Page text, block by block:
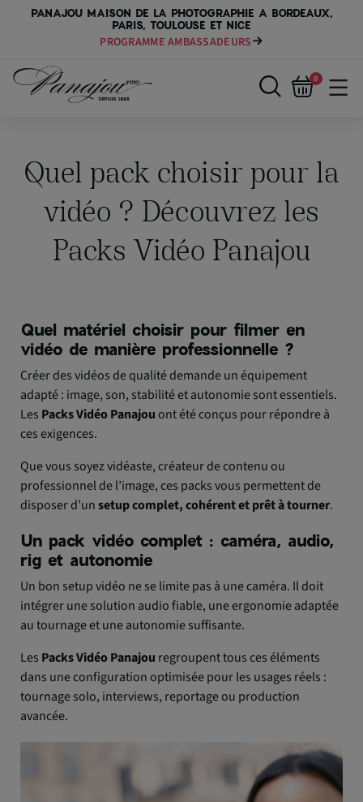
PANAJOU MAISON DE LA PHOTOGRAPHIE A BORDEAUX,
PARIS, TOULOUSE ET NICE
PAYER VOTRE MATÉRIEL JUSQU'EN 84 FOIS
0
Quel pack choisir pour la
vidéo ? Découvrez les
Packs Vidéo Panajou
Quel matériel choisir pour filmer en
vidéo de manière professionnelle ?
Créer des vidéos de qualité demande un équipement
adapté : image, son, stabilité et autonomie sont essentiels.
Les Packs Vidéo Panajouont été conçus pour répondre à
ces exigences.
Que vous soyez vidéaste, créateur de contenu ou
professionnel de l’image, ces packs vous permettent de
disposer d’unsetup complet, cohérent et prêt à tourner.
Un pack vidéo complet : caméra, audio,
rig et autonomie
Un bon setup vidéo ne se limite pas à une caméra. Il doit
intégrer une solution audio fiable, une ergonomie adaptée
au tournage et une autonomie suffisante.
Les Packs Vidéo Panajou regroupent tous ces éléments
dans une configuration optimisée pour les usages réels :
tournage solo, interviews, reportage ou production
avancée.